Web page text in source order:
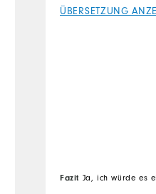
ÜBERSETZUNG
Fazit Ja, ich würde es